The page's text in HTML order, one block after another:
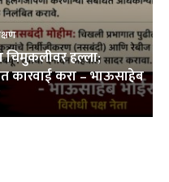
चिमुकलीवर हल्ला;
कारवाई करा – भाऊसाहेब